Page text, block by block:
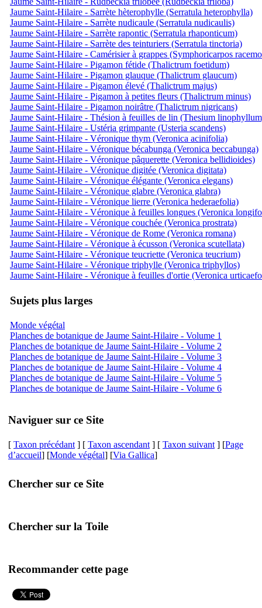
Jaume Saint-Hilaire - Sarrète hèterophylle (Serratula heterophylla)
Jaume Saint-Hilaire - Sarrète nudicaule (Serratula nudicaulis)
Jaume Saint-Hilaire - Sarrète rapontic (Serratula rhaponticum)
Jaume Saint-Hilaire - Sarrète des teinturiers (Serratula tinctoria)
Jaume Saint-Hilaire - Camérisier à grappes (Symphoricarpos
Jaume Saint-Hilaire - Pigamon fétide (Thalictrum foetidum)
Jaume Saint-Hilaire - Pigamon glauque (Thalictrum glaucum)
Jaume Saint-Hilaire - Pigamon élevé (Thalictrum majus)
Jaume Saint-Hilaire - Pigamon à petites fleurs (Thalictrum minus)
Jaume Saint-Hilaire - Pigamon noirâtre (Thalictrum nigricans)
Jaume Saint-Hilaire - Thésion à feuilles de lin (Thesium
Jaume Saint-Hilaire - Ustéria grimpante (Usteria scandens)
Jaume Saint-Hilaire - Véronique thym (Veronica acinifolia)
Jaume Saint-Hilaire - Véronique bécabunga (Veronica beccabunga)
Jaume Saint-Hilaire - Véronique pâquerette (Veronica bellidioides)
Jaume Saint-Hilaire - Véronique digitée (Veronica digitata)
Jaume Saint-Hilaire - Véronique élégante (Veronica elegans)
Jaume Saint-Hilaire - Véronique glabre (Veronica glabra)
Jaume Saint-Hilaire - Véronique lierre (Veronica hederaefolia)
Jaume Saint-Hilaire - Véronique à feuilles longues (Veronica
Jaume Saint-Hilaire - Véronique couchée (Veronica prostrata)
Jaume Saint-Hilaire - Véronique de Rome (Veronica romana)
Jaume Saint-Hilaire - Véronique à écusson (Veronica scutellata)
Jaume Saint-Hilaire - Véronique teucriette (Veronica teucrium)
Jaume Saint-Hilaire - Véronique triphylle (Veronica triphyllos)
Jaume Saint-Hilaire - Véronique à feuilles d'ortie (Veronica
Sujets plus larges
Monde végétal
Planches de botanique de Jaume Saint-Hilaire - Volume 1
Planches de botanique de Jaume Saint-Hilaire - Volume 2
Planches de botanique de Jaume Saint-Hilaire - Volume 3
Planches de botanique de Jaume Saint-Hilaire - Volume 4
Planches de botanique de Jaume Saint-Hilaire - Volume 5
Planches de botanique de Jaume Saint-Hilaire - Volume 6
Naviguer sur ce Site
[ Taxon précédant ] [ Taxon ascendant ] [ Taxon suivant ] [Page
d’accueil] [Monde végétal] [Via Gallica]
Chercher sur ce Site
Chercher sur la Toile
Recommander cette page